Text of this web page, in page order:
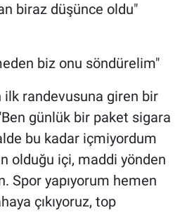
biraz düşünce oldu"
biz onu söndürelim"
ilk randevusuna giren bir
günlük bir paket sigara
bu kadar içmiyordum
olduğu içi, maddi yönden
Spor yapıyorum hemen
çıkıyoruz, top